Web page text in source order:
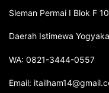
Sleman Permai I Blok F
Daerah Istimewa
WA: 0821-3444-0557
Email: